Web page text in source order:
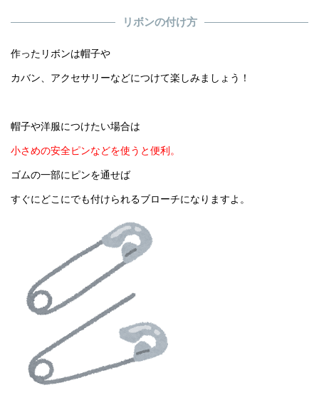
リボンの付け方
作ったリボンは帽子や
カバン、アクセサリーなどにつけて楽しみましょう！
帽子や洋服につけたい場合は
小さめの安全ピンなどを使うと便利。
ゴムの一部にピンを通せば
すぐにどこにでも付けられるブローチになりますよ。